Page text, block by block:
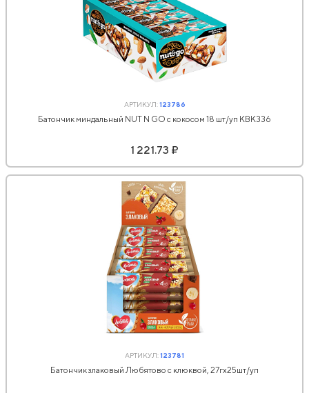
АРТИКУЛ:123786
Батончик миндальный NUT N GO с кокосом 18 шт/уп КВК336
1 221.73 ₽
АРТИКУЛ:123781
Батончик злаковый Любятово с клюквой, 27гx25шт/уп